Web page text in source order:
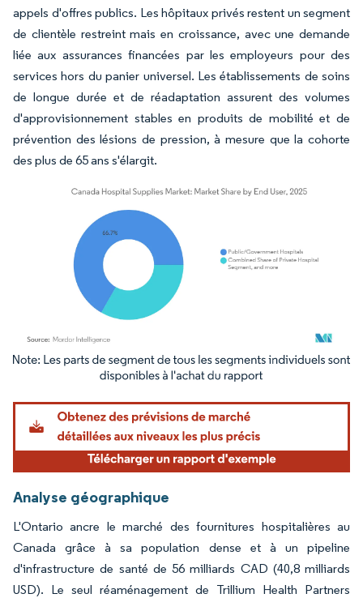
appels d'offres publics. Les hôpitaux privés restent un segment
de clientèle restreint mais en croissance, avec une demande
liée aux assurances financées par les employeurs pour des
services hors du panier universel. Les établissements de soins
de longue durée et de réadaptation assurent des volumes
d'approvisionnement stables en produits de mobilité et de
prévention des lésions de pression, à mesure que la cohorte
des plus de 65 ans s'élargit.
Image © Mordor Intelligence. La réutilisation nécessite une attribution sous CC BY
Analyse géographique
L'Ontario ancre le marché des fournitures hospitalières au
Canada grâce à sa population dense et à un pipeline
d'infrastructure de santé de 56 milliards CAD (40,8 milliards
USD). Le seul réaménagement de Trillium Health Partners